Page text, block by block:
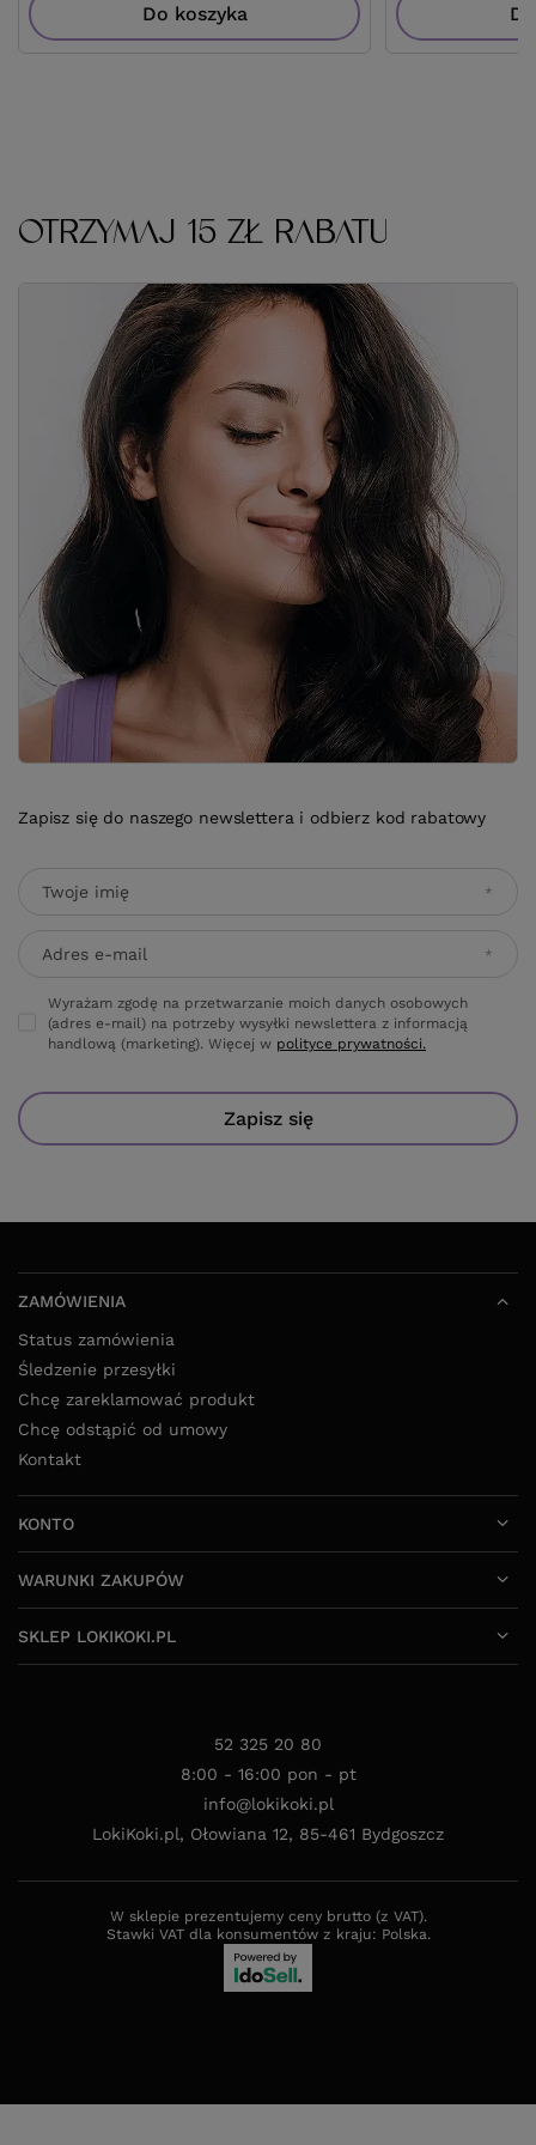
Do koszyka
OTRZYMAJ 15 ZŁ RABATU
Zapisz się do naszego newslettera i odbierz kod rabatowy
Twoje imię
Adres e-mail
Wyrażam zgodę na przetwarzanie moich danych osobowych
(adres e-mail) na potrzeby wysyłki newslettera z informacją
handlową (marketing). Więcej w polityce prywatności.
Zapisz się
ZAMÓWIENIA
Status zamówienia
Śledzenie przesyłki
Chcę zareklamować produkt
Chcę odstąpić od umowy
Kontakt
KONTO
WARUNKI ZAKUPÓW
SKLEP LOKIKOKI.PL
52 325 20 80
8:00 - 16:00 pon - pt
info@lokikoki.pl
LokiKoki.pl, Ołowiana 12, 85-461 Bydgoszcz
W sklepie prezentujemy ceny brutto (z VAT).
Stawki VAT dla konsumentów z kraju: Polska.